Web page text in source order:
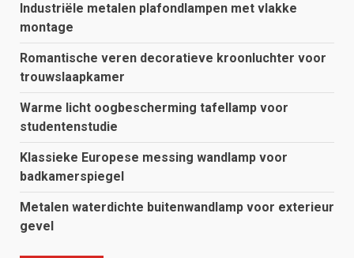
Industriële metalen plafondlampen met vlakke
montage
Romantische veren decoratieve kroonluchter voor
trouwslaapkamer
Warme licht oogbescherming tafellamp voor
studentenstudie
Klassieke Europese messing wandlamp voor
badkamerspiegel
Metalen waterdichte buitenwandlamp voor exterieur
gevel